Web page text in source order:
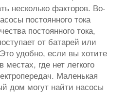
несколько факторов. Во-
постоянного тока
постоянного тока,
от батарей или
удобно, если вы хотите
местах, где нет легкого
Маленькая
дом могут найти насосы